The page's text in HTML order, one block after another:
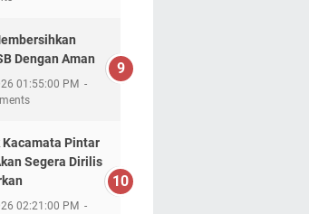
Dengan Aman
01:55:00 PM
Kacamata Pintar
Segera Dirilis
02:21:00 PM